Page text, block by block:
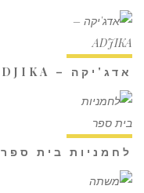
אדג'יקה – ADJIKA
לחמניות בית ספר